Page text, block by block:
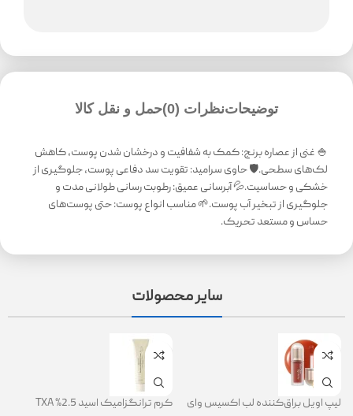
توضیحاتنظرات (0) حمل و نقل کالا
🍚 غنی از عصاره برنج: کمک به شفافیت و درخشان شدن پوست، کاهش
لک‌های سطحی.🛡 حاوی سرامید: تقویت سد دفاعی پوست، جلوگیری از
خشکی و حساسیت.💦 آبرسانی عمیق: رطوبت رسانی طولانی مدت و
جلوگیری از تبخیر آب پوست.🌱 مناسب انواع پوست: حتی پوست‌های
حساس و مستعد تحریک.
سایر محصولات
لیپ اویل براق‌کننده لب اکسیس وای
کرم ترانگزامیک اسید 2.5% TXA